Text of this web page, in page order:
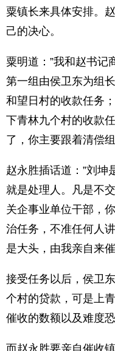
粟镇长来具体安排。
己的决心。
粟明道：”我和赵书记
第一组由侯卫东为组
和望日村的收款任务
下青林九个村的收款
了，你主要跟着清偿
赵永胜插话道：”刘坤
就是处理人。凡是不
关企事业单位干部，
治任务，不准任何人
是大头，由我亲自来催
接受任务以后，侯卫
个村的贷款，可是上
催收的数额以及难度
而赵永胜要亲自催收